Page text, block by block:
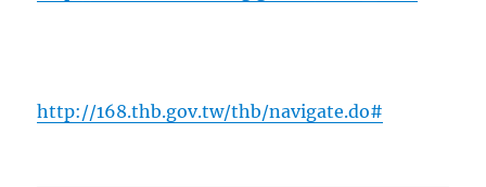
http://168.thb.gov.tw/thb/navigate.do#